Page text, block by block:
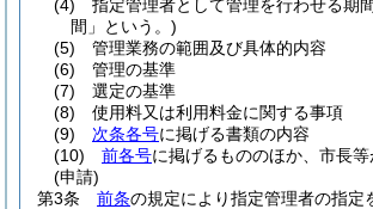
(4)
指定管理者として管理を行わせる期間
間」という。)
(5)
管理業務の範囲及び具体的内容
(6)
管理の基準
(7)
選定の基準
(8)
使用料又は利用料金に関する事項
(9)
次条各号に掲げる書類の内容
(10)
前各号に掲げるもののほか、市長
(申請)
第3条
前条の規定により指定管理者の指定